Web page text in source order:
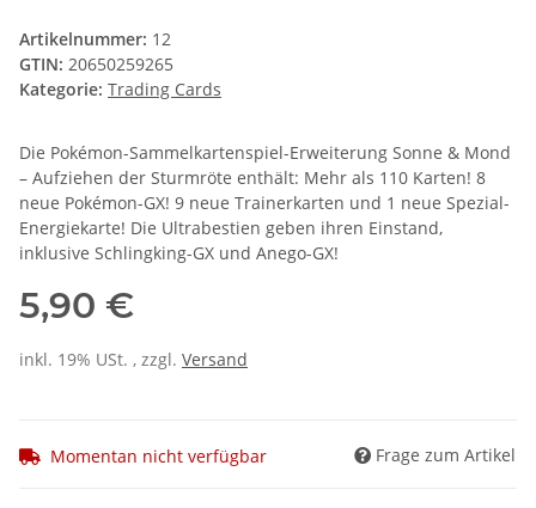
Artikelnummer: 12
GTIN: 20650259265
Kategorie: Trading Cards
Die Pokémon-Sammelkartenspiel-Erweiterung Sonne & Mond
– Aufziehen der Sturmröte enthält: Mehr als 110 Karten! 8
neue Pokémon-GX! 9 neue Trainerkarten und 1 neue Spezial-
Energiekarte! Die Ultrabestien geben ihren Einstand,
inklusive Schlingking-GX und Anego-GX!
5,90 €
inkl. 19% USt. , zzgl. Versand
Momentan nicht verfügbar Frage zum Artikel